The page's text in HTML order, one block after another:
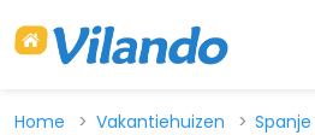
Home Vakantiehuizen Spanje